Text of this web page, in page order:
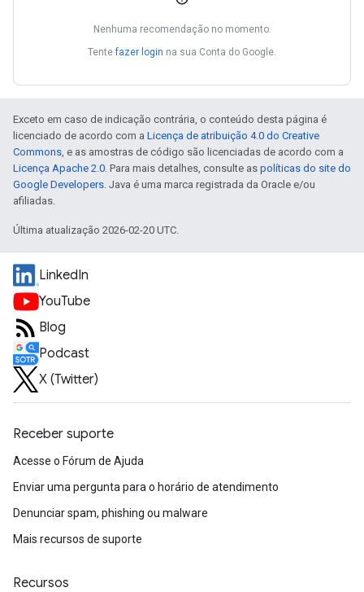
Nenhuma recomendação no momento.
Tentefazer login na sua Conta do Google.
Exceto em caso de indicação contrária, o conteúdo desta página é
licenciado de acordo com a Licença de atribuição 4.0 do Creative
Commons, e as amostras de código são licenciadas de acordo com a
Licença Apache 2.0. Para mais detalhes, consulte as políticas do site do
Google Developers. Java é uma marca registrada da Oracle e/ou
afiliadas.
Última atualização 2026-02-20 UTC.
LinkedIn
YouTube
Blog
Podcast
X (Twitter)
Receber suporte
Acesse o Fórum de Ajuda
Enviar uma pergunta para o horário de atendimento
Denunciar spam, phishing ou malware
Mais recursos de suporte
Recursos